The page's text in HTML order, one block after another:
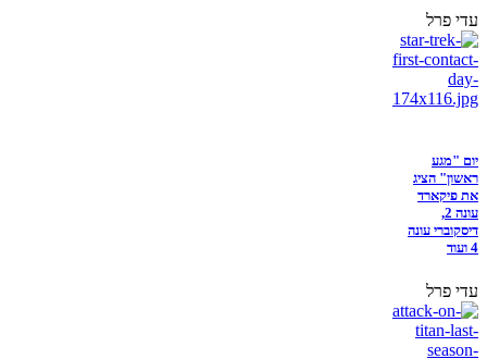
עדי פרל
יום "מגע
ראשון" הציג
את פיקארד
עונה 2,
דיסקוברי עונה
4 ועוד
עדי פרל